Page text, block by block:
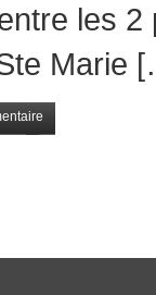
les 2
Marie